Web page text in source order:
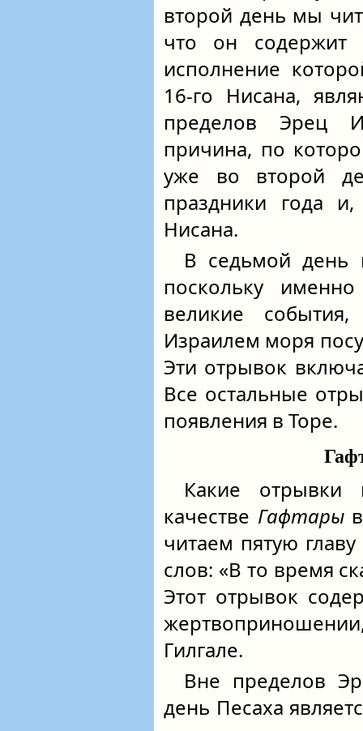
второй день мы
что он
исполнение
16-го Нисана,
пределов Эрец
причина, по
уже во второй
праздники года
Нисана.
В седьмой
поскольку
великие
Израилем моря
Эти отрывок
Все остальные
появления в Торе.
Какие
качестве Гафтарыв
читаем пятую
слов: «В то время
Этот отрывок
Гилгале.
Вне пределов
день Песаха